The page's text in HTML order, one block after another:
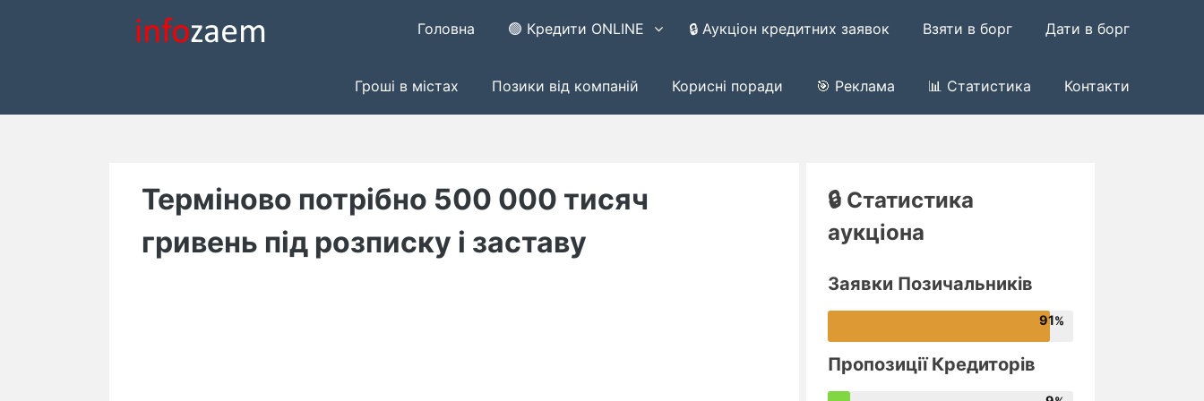
Головна 🟢 Кредити ONLINE 🔒 Аукціон кредитних заявок Взяти в борг Дати в борг
Гроші в містах Позики від компаній Корисні поради 🎯 Реклама 📊 Статистика Контакти
Терміново потрібно 500 000 тисяч
гривень під розписку і заставу
🔒 Статистика
аукціона
Заявки Позичальників
91
Пропозиції Кредиторів